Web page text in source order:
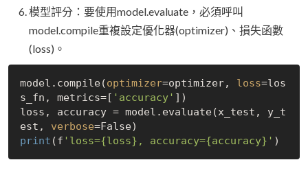
模型評分：要使用model.evaluate，必須呼叫
model.compile重複設定優化器(optimizer)、損失函數
(loss)。
model.compile(optimizer=optimizer, loss=los
s_fn, metrics=[ 'accuracy' ])
loss, accuracy = model.evaluate(x_test, y_t
est, verbose=False
print (f 'loss={loss}, accuracy={accuracy}'